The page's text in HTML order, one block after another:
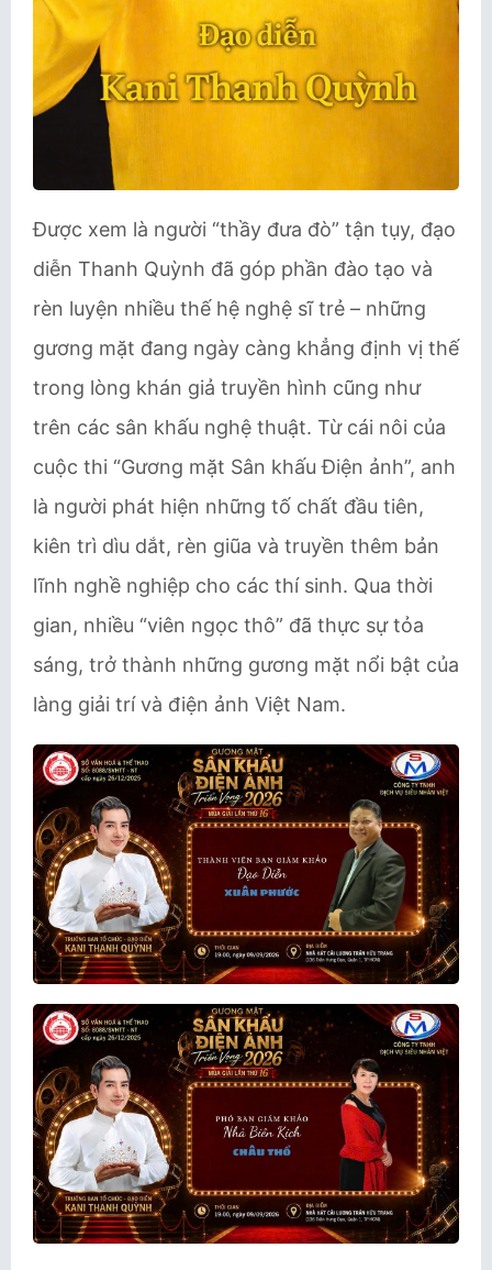
Được xem là người “thầy đưa đò” tận tụy, đạo
diễn Thanh Quỳnh đã góp phần đào tạo và
rèn luyện nhiều thế hệ nghệ sĩ trẻ – những
gương mặt đang ngày càng khẳng định vị thế
trong lòng khán giả truyền hình cũng như
trên các sân khấu nghệ thuật. Từ cái nôi của
cuộc thi “Gương mặt Sân khấu Điện ảnh”, anh
là người phát hiện những tố chất đầu tiên,
kiên trì dìu dắt, rèn giũa và truyền thêm bản
lĩnh nghề nghiệp cho các thí sinh. Qua thời
gian, nhiều “viên ngọc thô” đã thực sự tỏa
sáng, trở thành những gương mặt nổi bật của
làng giải trí và điện ảnh Việt Nam.